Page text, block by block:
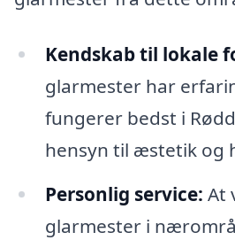
Kendskab til lokale
glarmester har
fungerer bedst i
hensyn til æstetik og
Personlig service: At
glarmester i